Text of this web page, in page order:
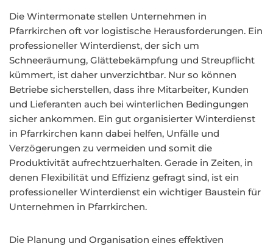
Die Wintermonate stellen Unternehmen in
Pfarrkirchen oft vor logistische Herausforderungen. Ein
professioneller Winterdienst, der sich um
Schneeräumung, Glättebekämpfung und Streupflicht
kümmert, ist daher unverzichtbar. Nur so können
Betriebe sicherstellen, dass ihre Mitarbeiter, Kunden
und Lieferanten auch bei winterlichen Bedingungen
sicher ankommen. Ein gut organisierter Winterdienst
in Pfarrkirchen kann dabei helfen, Unfälle und
Verzögerungen zu vermeiden und somit die
Produktivität aufrechtzuerhalten. Gerade in Zeiten, in
denen Flexibilität und Effizienz gefragt sind, ist ein
professioneller Winterdienst ein wichtiger Baustein für
Unternehmen in Pfarrkirchen.
Die Planung und Organisation eines effektiven